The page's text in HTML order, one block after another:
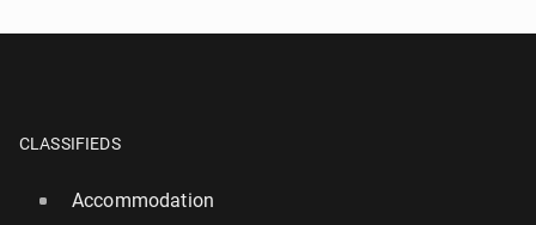
CLASSIFIEDS
Accommodation